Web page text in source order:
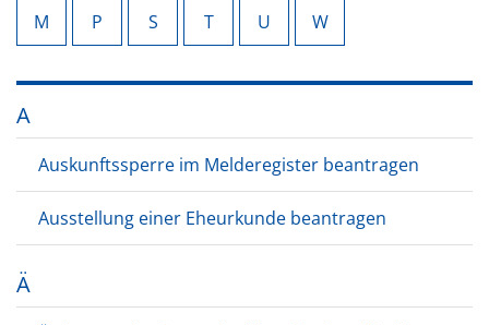
M P S T U W
A
Auskunftssperre im Melderegister beantragen
Ausstellung einer Eheurkunde beantragen
Ä